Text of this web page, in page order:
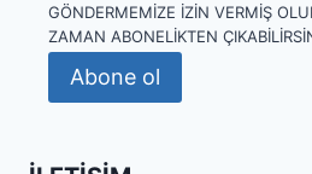
GÖNDERMEMIZE IZIN VERMIŞ
ZAMAN ABONELIKTEN
Abone ol